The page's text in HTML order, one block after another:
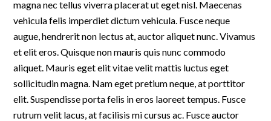
magna nec tellus viverra placerat ut eget nisl. Maecenas
vehicula felis imperdiet dictum vehicula. Fusce neque
augue, hendrerit non lectus at, auctor aliquet nunc. Vivamus
et elit eros. Quisque non mauris quis nunc commodo
aliquet. Mauris eget elit vitae velit mattis luctus eget
sollicitudin magna. Nam eget pretium neque, at porttitor
elit. Suspendisse porta felis in eros laoreet tempus. Fusce
rutrum velit lacus, at facilisis mi cursus ac. Fusce auctor